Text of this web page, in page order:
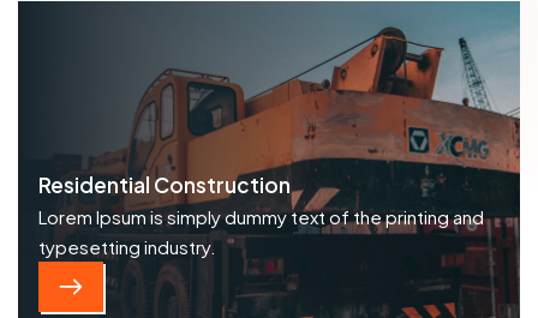
Residential Construction
Lorem Ipsum is simply dummy text of the printing and
typesetting industry.